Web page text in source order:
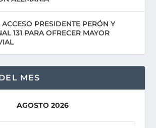
PRESIDENTE PERÓN Y
131 PARA OFRECER MAYOR
MES
AGOSTO 2026